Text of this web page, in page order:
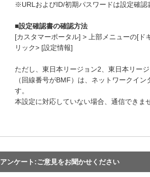
※URLおよびID/初期パスワードは設定確認
■設定確認書の確認方法
[カスタマーポータル] > 上部メニューの[ド
リック> [設定情報]
ただし、東日本リージョン2、東日本リー
（回線番号がBMF）は、ネットワークイ
す。
本設定に対応していない場合、通信できま
アンケート:ご意見をお聞かせください